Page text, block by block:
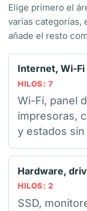
Elige primero el
varias categorías,
añade el resto
Internet, Wi-
HILOS: 7
Wi-Fi, panel
impresoras,
y estados
Hardware,
HILOS: 2
SSD,